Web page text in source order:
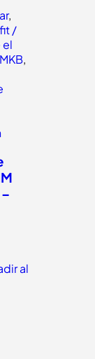
,
/
el
MKB,
al